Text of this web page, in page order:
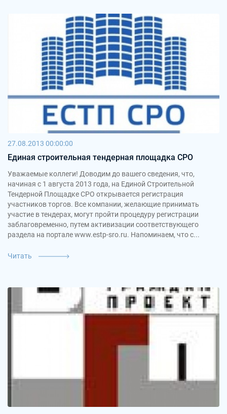
27.08.2013 00:00:00
Единая строительная тендерная площадка СРО
Уважаемые коллеги! Доводим до вашего сведения, что,
начиная с 1 августа 2013 года, на Единой Строительной
Тендерной Площадке СРО открывается регистрация
участников торгов. Все компании, желающие принимать
участие в тендерах, могут пройти процедуру регистрации
заблаговременно, путем активизации соответствующего
раздела на портале www.estp-sro.ru. Напоминаем, что с...
Читать